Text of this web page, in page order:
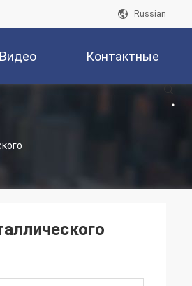
Russian
Видео Контактные